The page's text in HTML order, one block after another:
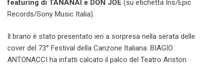
featuring di TANANAI e DON JOE (su etichetta Iris/Epic
Records/Sony Music Italia).
Il brano è stato presentato ieri a sorpresa nella serata delle
cover del 73° Festival della Canzone Italiana: BIAGIO
ANTONACCI ha infatti calcato il palco del Teatro Ariston